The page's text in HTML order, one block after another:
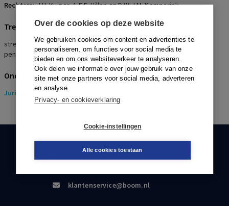
Over de cookies op deze website
We gebruiken cookies om content en advertenties te
personaliseren, om functies voor social media te
bieden en om ons websiteverkeer te analyseren.
Ook delen we informatie over jouw gebruik van onze
site met onze partners voor social media, adverteren
en analyse.
Privacy- en cookieverklaring
Cookie-instellingen
Alle cookies toestaan
Rechters:J.H. Kuiper, A.E.F. Hillen en D.W.J.M. Kemperink
Trefwoorden
streefregeling, eindloon, kapitaalovereenkomst,
pensioentoezegging
Onderwerpen
Juridisch > Pensioenrecht
KLANTENSERVICE
klantenservice@boom.nl